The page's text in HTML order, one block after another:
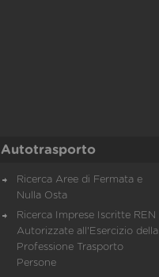
Autotrasporto
Ricerca Aree di Fermata e
Nulla Osta
Ricerca Imprese Iscritte REN
Autorizzate all'Esercizio della
Professione Trasporto
Persone